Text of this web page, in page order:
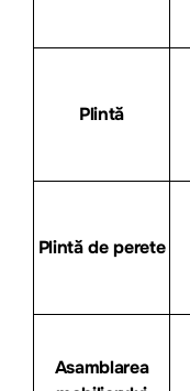
Plintă
Plintă de perete
Asamblarea